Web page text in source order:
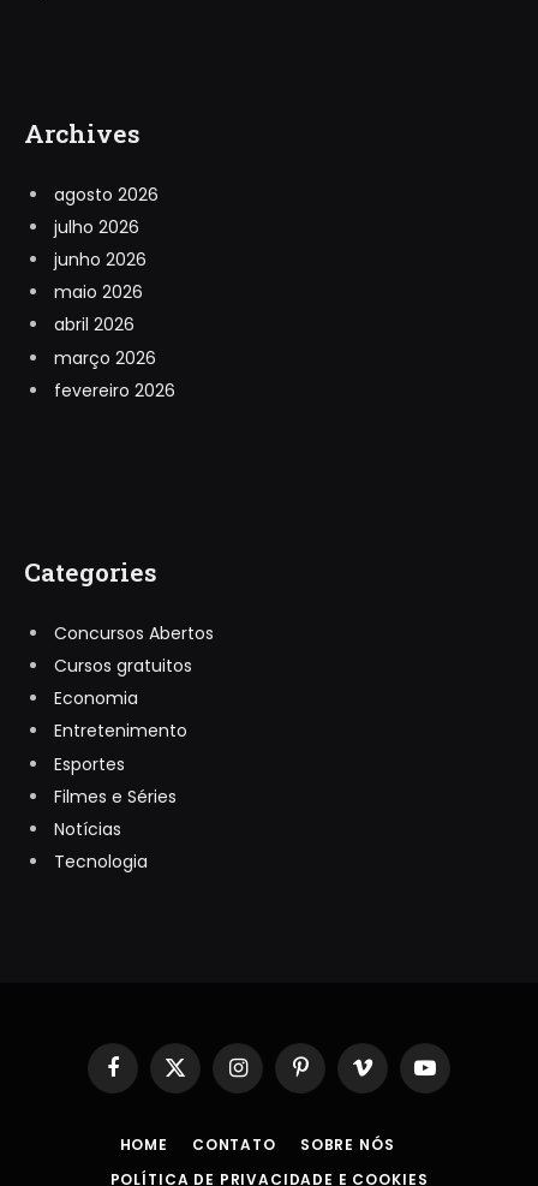
Archives
agosto 2026
julho 2026
junho 2026
maio 2026
abril 2026
março 2026
fevereiro 2026
Categories
Concursos Abertos
Cursos gratuitos
Economia
Entretenimento
Esportes
Filmes e Séries
Notícias
Tecnologia
Facebook
X
(Twitter)
InstagramPinterestVimeo YouTube
HOME CONTATO
SOBRE NÓS
POLÍTICA DE PRIVACIDADE E COOKIES